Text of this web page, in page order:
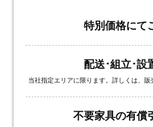
特別価格にて
配送･組立･設
当社指定エリアに限ります。詳しくは、販
不要家具の有償